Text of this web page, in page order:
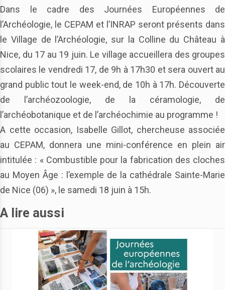
Dans le cadre des Journées Européennes de
l’Archéologie, le CEPAM et l’INRAP seront présents dans
le Village de l’Archéologie, sur la Colline du Château à
Nice, du 17 au 19 juin. Le village accueillera des groupes
scolaires le vendredi 17, de 9h à 17h30 et sera ouvert au
grand public tout le week-end, de 10h à 17h. Découverte
de l’archéozoologie, de la céramologie, de
l’archéobotanique et de l’archéochimie au programme !
A cette occasion, Isabelle Gillot, chercheuse associée
au CEPAM, donnera une mini-conférence en plein air
intitulée : « Combustible pour la fabrication des cloches
au Moyen Âge : l’exemple de la cathédrale Sainte-Marie
de Nice (06) », le samedi 18 juin à 15h.
A lire aussi